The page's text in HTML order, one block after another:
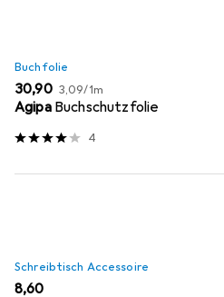
Buchfolie
EUR
30,90 EUR
3,09/1m
Agipa Buchschutzfolie
4
Schreibtisch Accessoire
EUR
8,60